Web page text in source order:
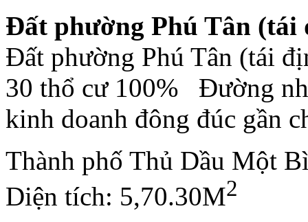
Đất phường Phú Tân (tái
Đất phường Phú Tân (tái
30 thổ cư 100% Đường
kinh doanh đông đúc gần
Thành phố Thủ Dầu Một
Diện tích: 5,70.30M2